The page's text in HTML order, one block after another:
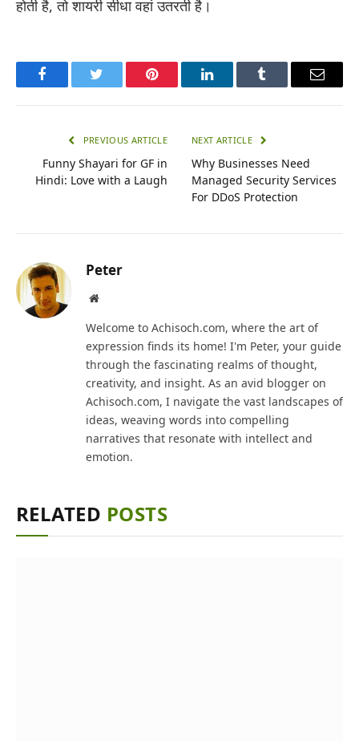
होती है, तो शायरी सीधा वहां उतरती है।
FacebookTwitter Pinterest LinkedInTumblr Email
PREVIOUS ARTICLE
Funny Shayari for GF in
Hindi: Love with a Laugh
NEXT ARTICLE
Why Businesses Need
Managed Security Services
For DDoS Protection
Peter
Website
Welcome to Achisoch.com, where the art of
expression finds its home! I'm Peter, your guide
through the fascinating realms of thought,
creativity, and insight. As an avid blogger on
Achisoch.com, I navigate the vast landscapes of
ideas, weaving words into compelling
narratives that resonate with intellect and
emotion.
RELATED POSTS